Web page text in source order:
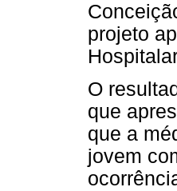
projeto
O
que
que a
jovem